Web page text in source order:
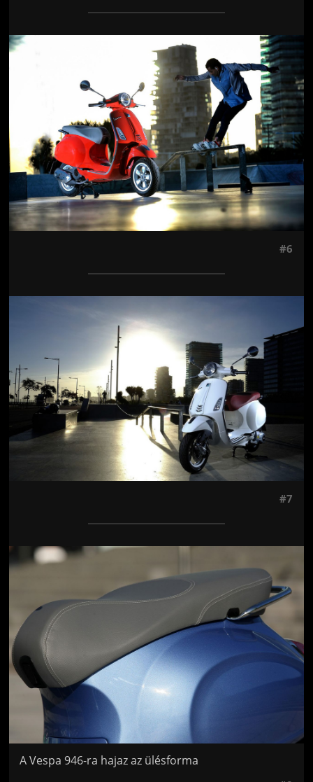
Jön még kép!
#6
Jön még kép!
#7
Jön még kép!
A Vespa 946-ra hajaz az ülésforma